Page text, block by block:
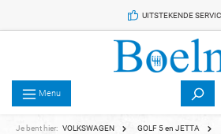
UITSTEKENDE
Menu
Je bent hier: VOLKSWAGEN GOLF 5 en JETTA